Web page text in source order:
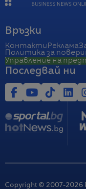
Връзки
Контакти Реклама
Политика за
Управление на
Последвай ни
Copyright © 2007-2026